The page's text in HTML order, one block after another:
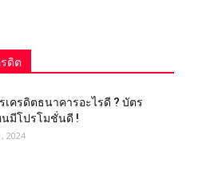
ดิต
เครดิตธนาคารอะไรดี ? บัตร
นมีโปรโมชั่นดี !
2024